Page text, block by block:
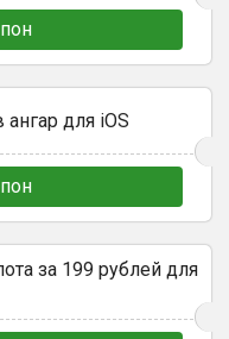
для iOS
за 199 рублей для